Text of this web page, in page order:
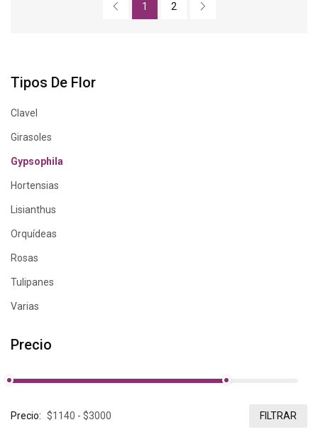
Tipos De Flor
Clavel
Girasoles
Gypsophila
Hortensias
Lisianthus
Orquídeas
Rosas
Tulipanes
Varias
Precio
Precio: FILTRAR
1 2